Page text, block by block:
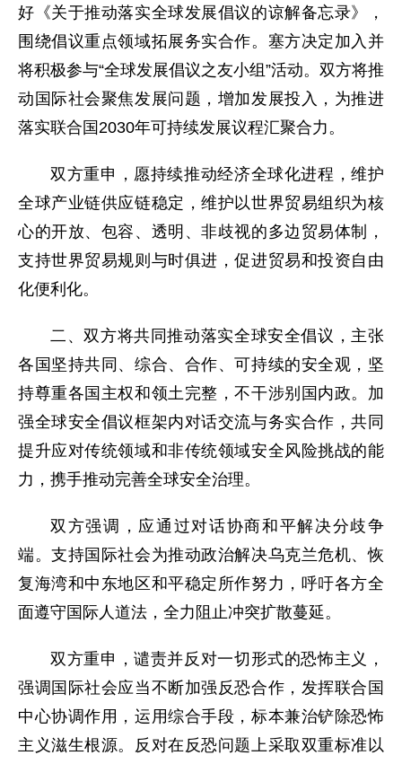
好《关于推动落实全球发展倡议的谅解备忘录》，
围绕倡议重点领域拓展务实合作。塞方决定加入并
将积极参与“全球发展倡议之友小组”活动。双方将推
动国际社会聚焦发展问题，增加发展投入，为推进
落实联合国2030年可持续发展议程汇聚合力。
双方重申，愿持续推动经济全球化进程，维护
全球产业链供应链稳定，维护以世界贸易组织为核
心的开放、包容、透明、非歧视的多边贸易体制，
支持世界贸易规则与时俱进，促进贸易和投资自由
化便利化。
二、双方将共同推动落实全球安全倡议，主张
各国坚持共同、综合、合作、可持续的安全观，坚
持尊重各国主权和领土完整，不干涉别国内政。加
强全球安全倡议框架内对话交流与务实合作，共同
提升应对传统领域和非传统领域安全风险挑战的能
力，携手推动完善全球安全治理。
双方强调，应通过对话协商和平解决分歧争
端。支持国际社会为推动政治解决乌克兰危机、恢
复海湾和中东地区和平稳定所作努力，呼吁各方全
面遵守国际人道法，全力阻止冲突扩散蔓延。
双方重申，谴责并反对一切形式的恐怖主义，
强调国际社会应当不断加强反恐合作，发挥联合国
中心协调作用，运用综合手段，标本兼治铲除恐怖
主义滋生根源。反对在反恐问题上采取双重标准以